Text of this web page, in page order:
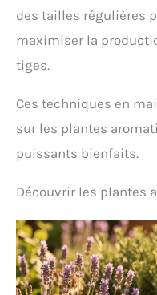
des tailles régulières
maximiser la
tiges.
Ces techniques en
sur les plantes
puissants bienfaits.
Découvrir les plantes